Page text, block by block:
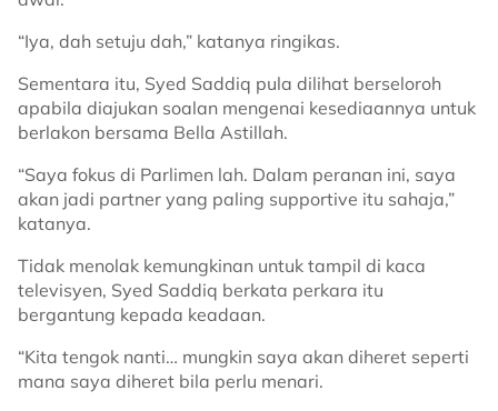
“Iya, dah setuju dah,” katanya ringikas.
Sementara itu, Syed Saddiq pula dilihat berseloroh
apabila diajukan soalan mengenai kesediaannya untuk
berlakon bersama Bella Astillah.
“Saya fokus di Parlimen lah. Dalam peranan ini, saya
akan jadi partner yang paling supportive itu sahaja,”
katanya.
Tidak menolak kemungkinan untuk tampil di kaca
televisyen, Syed Saddiq berkata perkara itu
bergantung kepada keadaan.
“Kita tengok nanti… mungkin saya akan diheret seperti
mana saya diheret bila perlu menari.